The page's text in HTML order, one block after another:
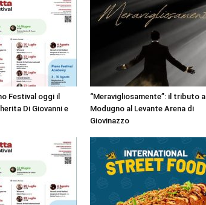
Festival oggi il
Di Giovanni e
“Meravigliosamente”: il tributo a
Modugno al Levante Arena di
Giovinazzo